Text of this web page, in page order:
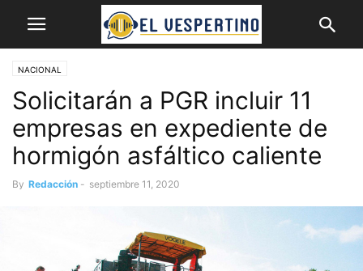
NACIONAL
Solicitarán a PGR incluir 11
empresas en expediente de
hormigón asfáltico caliente
By Redacción - septiembre 11, 2020